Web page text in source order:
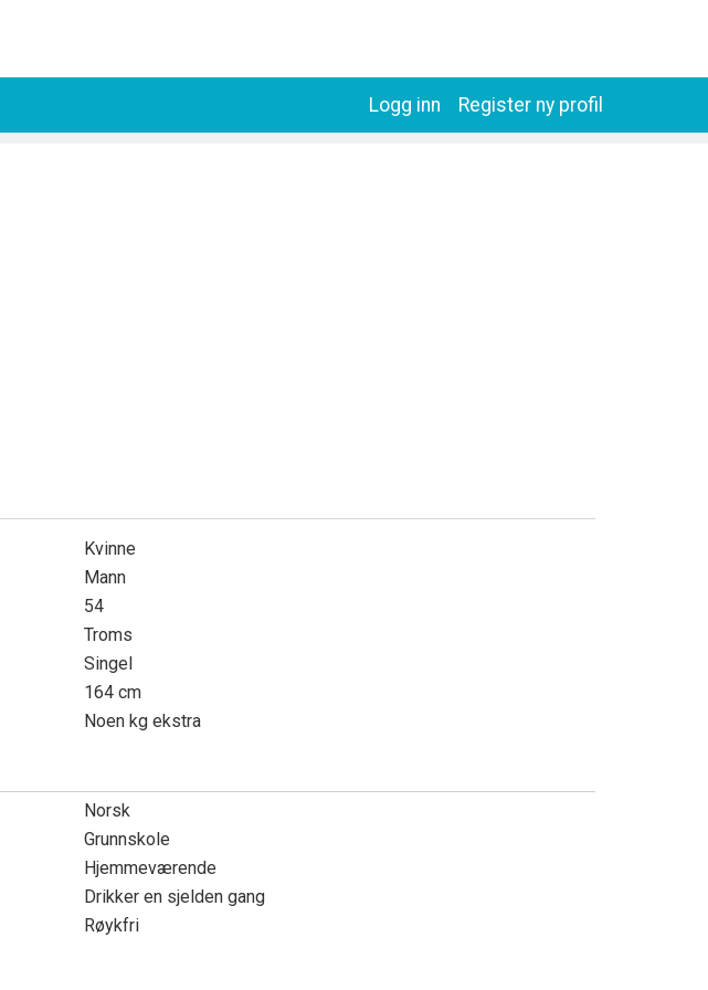
Register ny profil
Logg inn
Kvinne
Mann
54
Troms
Singel
164 cm
Noen kg ekstra
Norsk
Grunnskole
Hjemmeværende
Drikker en sjelden gang
Røykfri